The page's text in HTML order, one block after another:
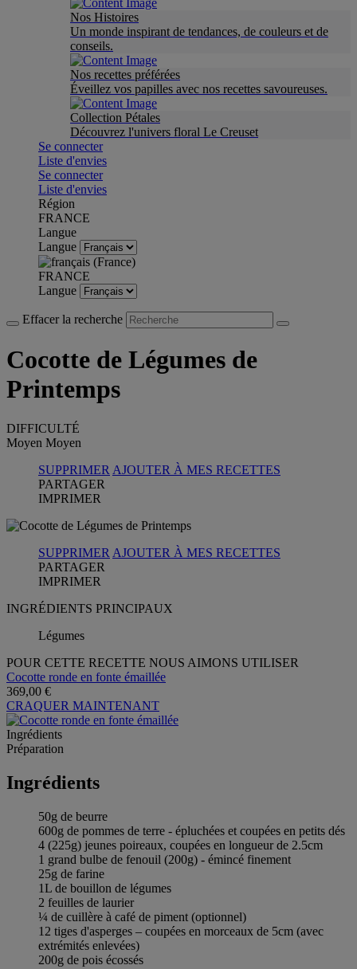
Nos Histoires
Un monde inspirant de tendances, de couleurs et de
conseils.
Nos recettes préférées
Éveillez vos papilles avec nos recettes savoureuses.
Collection Pétales
Découvrez l'univers floral Le Creuset
Se connecter
Liste d'envies
Se connecter
Liste d'envies
Région
FRANCE
Langue
Langue
FRANCE
Langue
Effacer la recherche
Cocotte de Légumes de
Printemps
DIFFICULTÉ
Moyen Moyen
SUPPRIMER AJOUTER À MES RECETTES
PARTAGER
IMPRIMER
SUPPRIMER AJOUTER À MES RECETTES
PARTAGER
IMPRIMER
INGRÉDIENTS PRINCIPAUX
Légumes
POUR CETTE RECETTE NOUS AIMONS UTILISER
Cocotte ronde en fonte émaillée
369,00 €
CRAQUER MAINTENANT
Ingrédients
Préparation
Ingrédients
50g de beurre
600g de pommes de terre - épluchées et coupées en petits dés
4 (225g) jeunes poireaux, coupées en longueur de 2.5cm
1 grand bulbe de fenouil (200g) - émincé finement
25g de farine
1L de bouillon de légumes
2 feuilles de laurier
¼ de cuillère à café de piment (optionnel)
12 tiges d'asperges – coupées en morceaux de 5cm (avec
extrémités enlevées)
200g de pois écossés